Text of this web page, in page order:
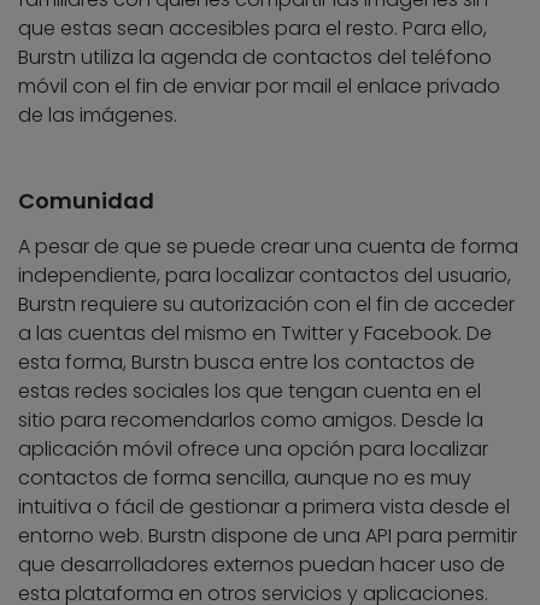
que estas sean accesibles para el resto. Para ello,
Burstn utiliza la agenda de contactos del teléfono
móvil con el fin de enviar por mail el enlace privado
de las imágenes.
Comunidad
A pesar de que se puede crear una cuenta de forma
independiente, para localizar contactos del usuario,
Burstn requiere su autorización con el fin de acceder
a las cuentas del mismo en Twitter y Facebook. De
esta forma, Burstn busca entre los contactos de
estas redes sociales los que tengan cuenta en el
sitio para recomendarlos como amigos. Desde la
aplicación móvil ofrece una opción para localizar
contactos de forma sencilla, aunque no es muy
intuitiva o fácil de gestionar a primera vista desde el
entorno web. Burstn dispone de una API para permitir
que desarrolladores externos puedan hacer uso de
esta plataforma en otros servicios y aplicaciones.